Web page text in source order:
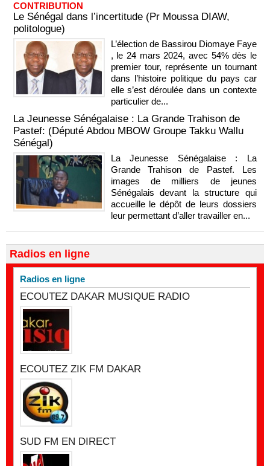
CONTRIBUTION
Le Sénégal dans l’incertitude (Pr Moussa DIAW,
politologue)
L’élection de Bassirou Diomaye Faye
, le 24 mars 2024, avec 54% dès le
premier tour, représente un tournant
dans l’histoire politique du pays car
elle s’est déroulée dans un contexte
particulier de...
La Jeunesse Sénégalaise : La Grande Trahison de
Pastef: (Député Abdou MBOW Groupe Takku Wallu
Sénégal)
La Jeunesse Sénégalaise : La
Grande Trahison de Pastef. Les
images de milliers de jeunes
Sénégalais devant la structure qui
accueille le dépôt de leurs dossiers
leur permettant d’aller travailler en...
Radios en ligne
Radios en ligne
ECOUTEZ DAKAR MUSIQUE RADIO
ECOUTEZ ZIK FM DAKAR
SUD FM EN DIRECT